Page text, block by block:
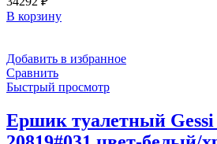
В корзину
Добавить в избранное
Сравнить
Быстрый просмотр
Ершик туалетный Gessi